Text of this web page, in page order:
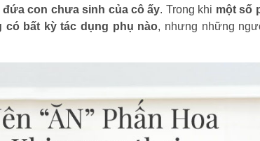
đứa con chưa sinh của cô ấy. Trong khi một số
có bất kỳ tác dụng phụ nào, nhưng những